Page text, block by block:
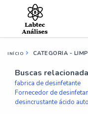
INÍCIO CATEGORIA -
Buscas
fabrica de desinfetante
Fornecedor de
desincrustante ácido